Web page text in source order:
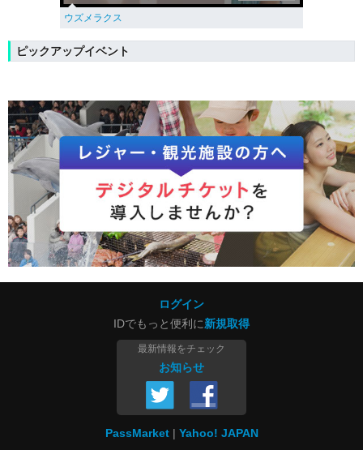
ウズメラクス
ピックアップイベント
ログイン
IDでもっと便利に新規取得
最新情報をチェック
お知らせ
PassMarket Yahoo! JAPAN